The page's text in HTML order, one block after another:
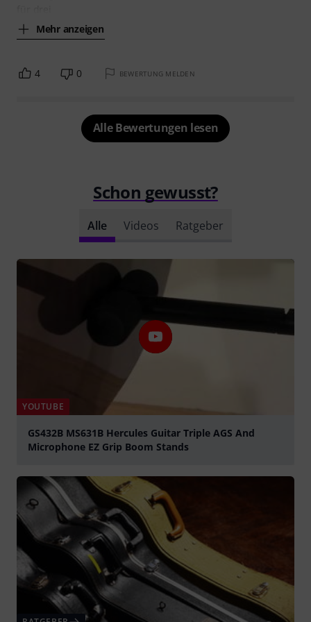
Mehr anzeigen
4 0 BEWERTUNG MELDEN
Alle Bewertungen lesen
Schon gewusst?
Alle Videos Ratgeber
YOUTUBE
GS432B MS631B Hercules Guitar Triple AGS And
Microphone EZ Grip Boom Stands